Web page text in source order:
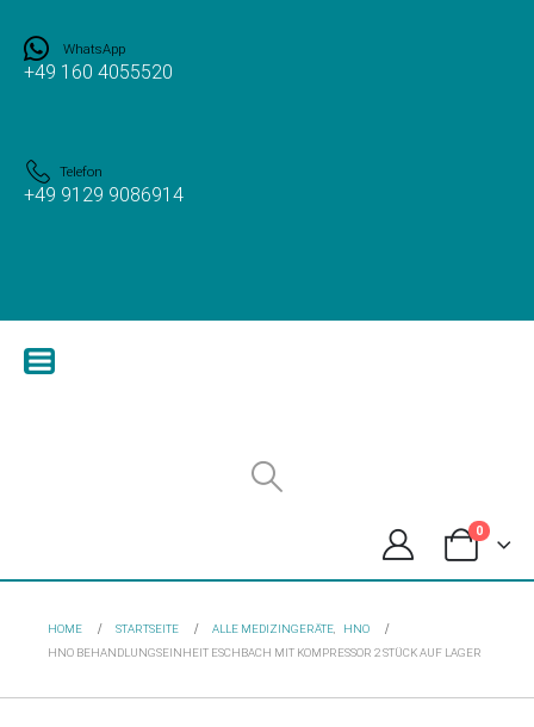
WhatsApp
+49 160 4055520
Telefon
+49 9129 9086914
0
HOME STARTSEITE ALLE MEDIZINGERÄTE
HNO
HNO BEHANDLUNGSEINHEIT ESCHBACH MIT KOMPRESSOR 2 STÜCK AUF LAGER